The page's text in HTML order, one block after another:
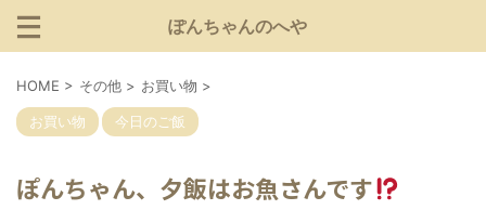
ぽんちゃんのへや
HOME > その他 > お買い物 >
お買い物 今日のご飯
ぽんちゃん、夕飯はお魚さんです